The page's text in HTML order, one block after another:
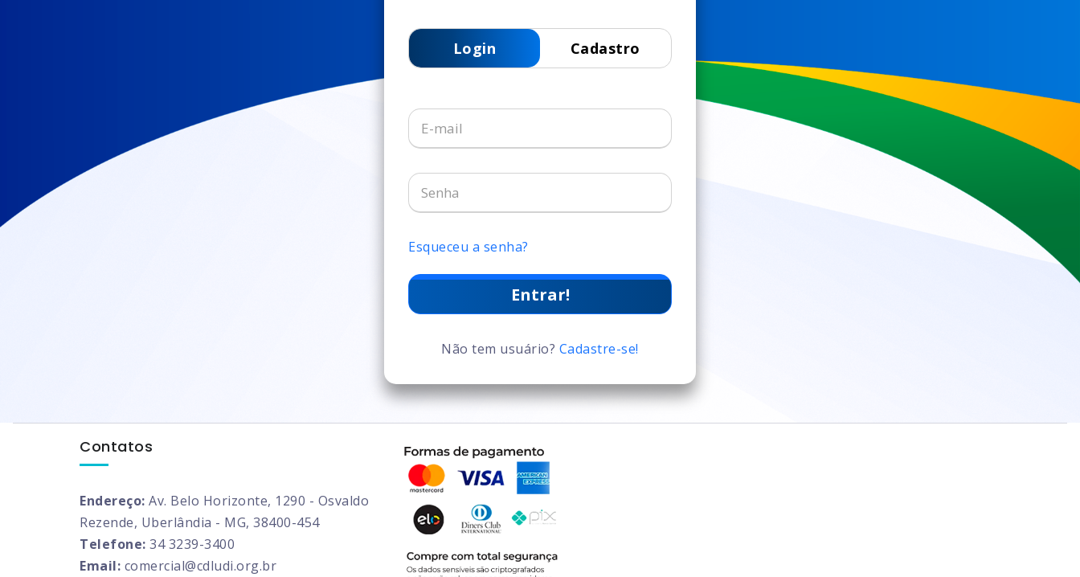
Login Cadastro
Esqueceu a senha?
Entrar!
Não tem usuário? Cadastre-se!
Contatos
Endereço: Av. Belo Horizonte, 1290 - Osvaldo
Rezende, Uberlândia - MG, 38400-454
Telefone: 34 3239-3400
Email: comercial@cdludi.org.br